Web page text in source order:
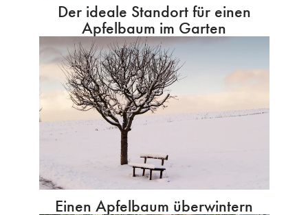
Der ideale Standort für einen
Apfelbaum im Garten
Einen Apfelbaum überwintern